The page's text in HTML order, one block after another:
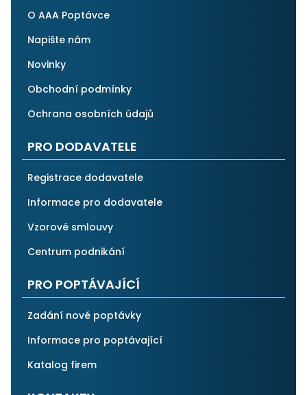
O AAA Poptávce
Napište nám
Novinky
Obchodní podmínky
Ochrana osobních údajů
PRO DODAVATELE
Registrace dodavatele
Informace pro dodavatele
Vzorové smlouvy
Centrum podnikání
PRO POPTÁVAJÍCÍ
Zadání nové poptávky
Informace pro poptávající
Katalog firem